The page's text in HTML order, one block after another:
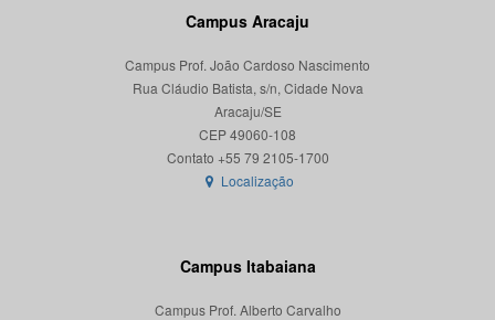
Campus Aracaju
Campus Prof. João Cardoso Nascimento
Rua Cláudio Batista, s/n, Cidade Nova
Aracaju/SE
CEP 49060-108
Localização
Campus Itabaiana
Campus Prof. Alberto Carvalho